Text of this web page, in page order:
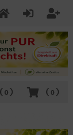
( 0 )
( 0 )